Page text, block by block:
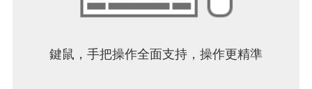
鍵鼠，手把操作全面支持，操作更精準